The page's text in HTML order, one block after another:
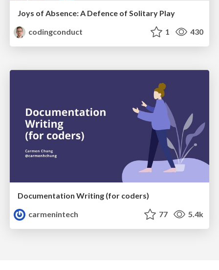
Joys of Absence: A Defence of Solitary Play
codingconduct
1 430
Documentation Writing (for coders)
carmenintech
77 5.4k